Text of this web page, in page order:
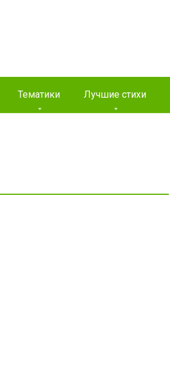
Тематики Лучшие стихи